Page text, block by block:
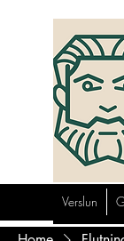
Verslun